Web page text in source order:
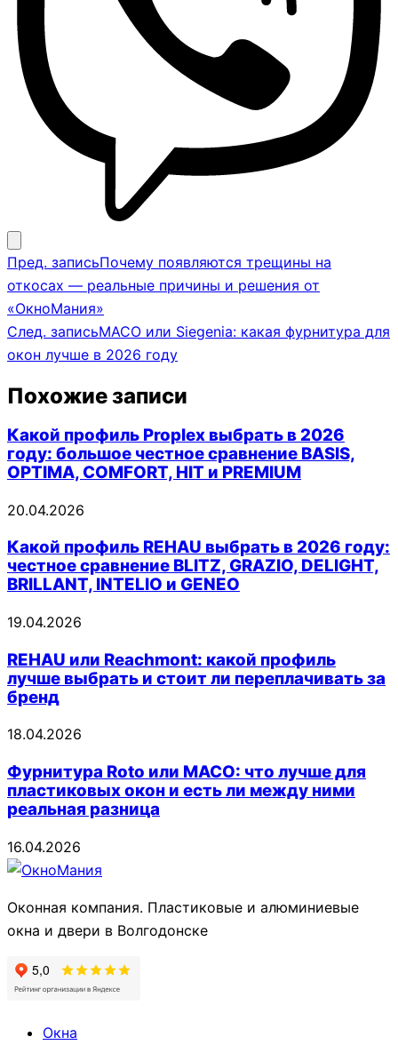
Навигация
по
записям
Пред. записьПочему появляются трещины на
откосах — реальные причины и решения от
«ОкноМания»
След. записьMACO или Siegenia: какая фурнитура для
окон лучше в 2026 году
Похожие записи
Какой профиль Proplex выбрать в 2026
году: большое честное сравнение BASIS,
OPTIMA, COMFORT, HIT и PREMIUM
20.04.2026
Какой профиль REHAU выбрать в 2026 году:
честное сравнение BLITZ, GRAZIO, DELIGHT,
BRILLANT, INTELIO и GENEO
19.04.2026
REHAU или Reachmont: какой профиль
лучше выбрать и стоит ли переплачивать за
бренд
18.04.2026
Фурнитура Roto или MACO: что лучше для
пластиковых окон и есть ли между ними
реальная разница
16.04.2026
Оконная компания. Пластиковые и алюминиевые
окна и двери в Волгодонске
Окна